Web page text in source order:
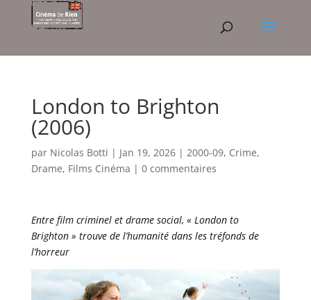
London to Brighton
(2006)
par Nicolas Botti | Jan 19, 2026| 2000-09, Crime,
Drame, Films Cinéma | 0 commentaires
Entre film criminel et drame social, « London to
Brighton » trouve de l’humanité dans les tréfonds de
l’horreur